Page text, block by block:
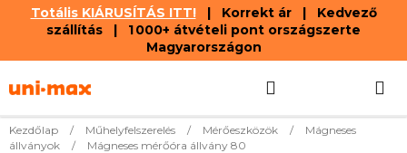
Totális KIÁRUSÍTÁS ITT!| Korrekt ár | Kedvező
szállítás | 1 000+ átvételi pont országszerte
Magyarországon
tartalomhoz
KOSÁR
Kezdőlap / Műhelyfelszerelés / Mérőeszközök /
Mágneses
állványok
/ Mágneses mérőóra állvány 80